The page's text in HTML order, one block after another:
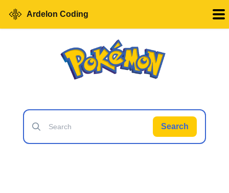
Ardelon Coding
Search